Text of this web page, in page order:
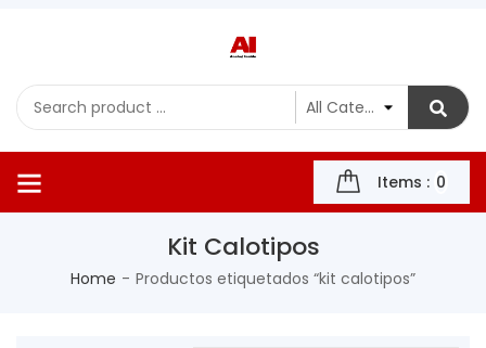
Items : 0
Kit Calotipos
Home Productos etiquetados “kit calotipos”